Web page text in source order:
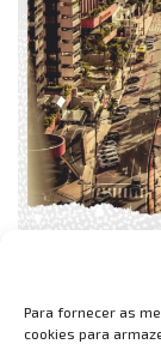
Para fornecer as
cookies para